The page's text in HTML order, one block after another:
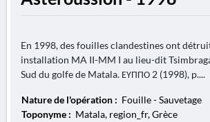
En 1998, des fouilles clandestines ont
installation MA II-MM I au lieu-dit
Sud du golfe de Matala. ΕΥΠΠΟ 2 (1998), p....
Nature de l'opération : Fouille - Sauvetage
Toponyme : Matala, region_fr, Grèce